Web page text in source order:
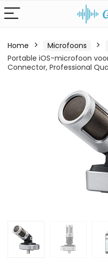
Home Microfoons
Portable iOS-microfoon
Connector, Professional